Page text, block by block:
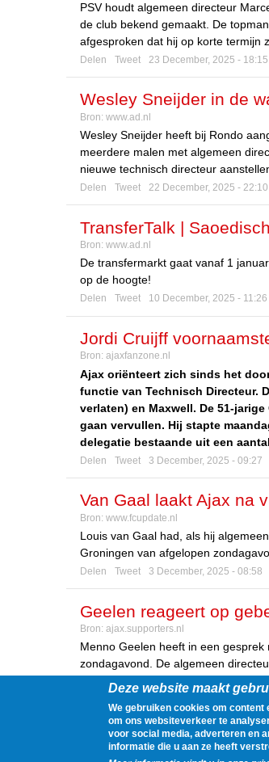
PSV houdt algemeen directeur
de club bekend gemaakt. De
afgesproken dat hij op korte termijn
Delen Tweet 23 December, 2025 - 18:15
Wesley Sneijder in de
technisch directeur
Bron: www.ad.nl
Wesley Sneijder heeft bij Rondo
meerdere malen met algemeen
nieuwe technisch directeur
Delen Tweet 22 December, 2025 - 22:10
TransferTalk |
vrouwelijke algemeen
Bron: www.ad.nl
De transfermarkt gaat vanaf 1
op de hoogte!
Delen Tweet 10 December, 2025 - 11:26
Jordi Cruijff
Bron: ajaxfanzone.nl
Ajax oriënteert zich sinds het
functie van Technisch Directeur.
verlaten) en Maxwell. De 51-
gaan vervullen. Hij stapte
delegatie bestaande uit een
Delen Tweet 3 December, 2025 - 09:27
Van Gaal laakt Ajax na
maatregelen genomen'
Bron: www.fcupdate.nl
Louis van Gaal had, als hij
Groningen van afgelopen
Delen Tweet 3 December, 2025 - 08:58
Geelen reageert op
Bron: ajax.supporters.nl
Menno Geelen heeft in een
zondagavond. De algemeen
Tweet 1 December, 2025 - 13:33
« first
Deze website maakt
We gebruiken cookies om
om ons websiteverkeer te
voor social media, adverteren en
informatie die u aan ze heeft